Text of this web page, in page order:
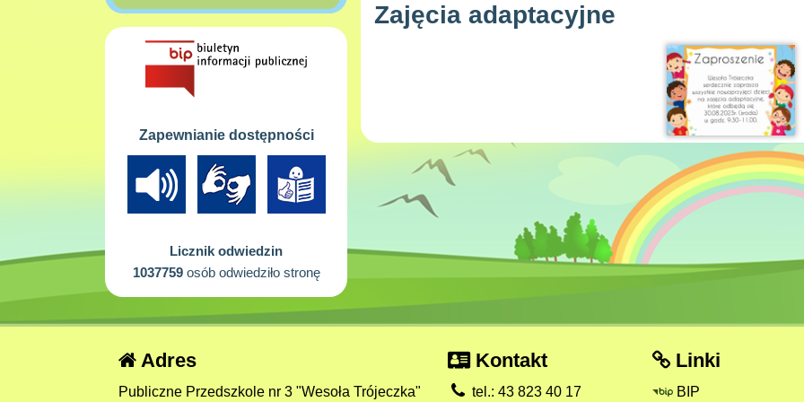
Zajęcia adaptacyjne
Zapewnianie dostępności
Licznik odwiedzin
1037759osób odwiedziło stronę
Adres
Publiczne Przedszkole nr 3 "Wesoła Trójeczka"
Kontakt
tel.: 43 823 40 17
Linki
BIP